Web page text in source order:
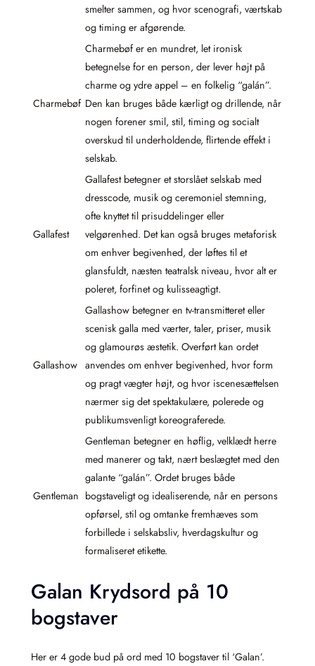
smelter sammen, og hvor scenografi, værtskab
og timing er afgørende.
Charmebøf
Charmebøf er en mundret, let ironisk
betegnelse for en person, der lever højt på
charme og ydre appel – en folkelig “galán”.
Den kan bruges både kærligt og drillende, når
nogen forener smil, stil, timing og socialt
overskud til underholdende, flirtende effekt i
selskab.
Gallafest
Gallafest betegner et storslået selskab med
dresscode, musik og ceremoniel stemning,
ofte knyttet til prisuddelinger eller
velgørenhed. Det kan også bruges metaforisk
om enhver begivenhed, der løftes til et
glansfuldt, næsten teatralsk niveau, hvor alt er
poleret, forfinet og kulisseagtigt.
Gallashow
Gallashow betegner en tv-transmitteret eller
scenisk galla med værter, taler, priser, musik
og glamourøs æstetik. Overført kan ordet
anvendes om enhver begivenhed, hvor form
og pragt vægter højt, og hvor iscenesættelsen
nærmer sig det spektakulære, polerede og
publikumsvenligt koreograferede.
Gentleman
Gentleman betegner en høflig, velklædt herre
med manerer og takt, nært beslægtet med den
galante “galán”. Ordet bruges både
bogstaveligt og idealiserende, når en persons
opførsel, stil og omtanke fremhæves som
forbillede i selskabsliv, hverdagskultur og
formaliseret etikette.
Galan Krydsord på 10
bogstaver
Her er 4 gode bud på ord med 10 bogstaver til ‘Galan’.